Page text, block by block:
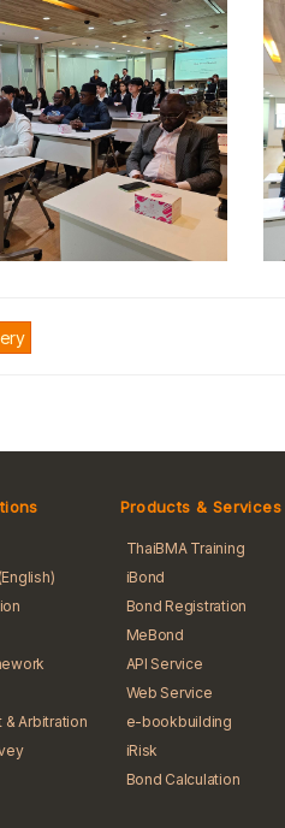
& Arbitration
Products & Services
ThaiBMA Training
iBond
Bond Registration
MeBond
API Service
Web Service
e-bookbuilding
iRisk
Bond Calculation